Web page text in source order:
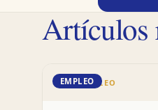
Artículos
DD · EMPLEO
EMPLEO